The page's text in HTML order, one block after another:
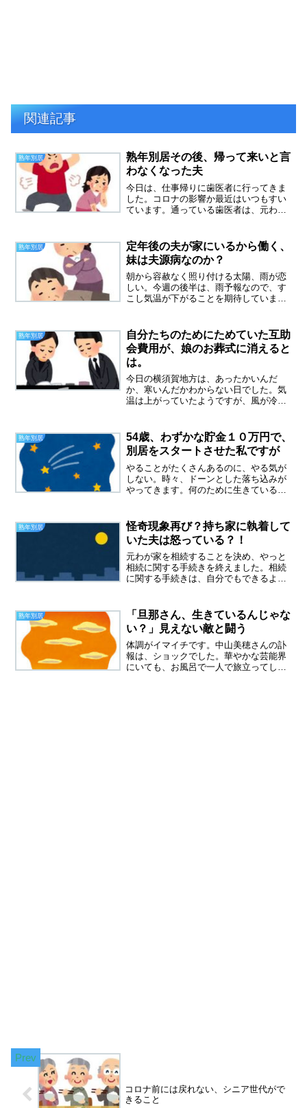
関連記事
熟年別居
熟年別居その後、帰って来いと言
わなくなった夫
今日は、仕事帰りに歯医者に行ってきま
した。コロナの影響か最近はいつもすい
ています。通っている歯医者は、元わが
ドキドキしなくなりました。熟年離婚そ
の後、帰って来いと言わな...
熟年別居
定年後の夫が家にいるから働く、
妹は夫源病なのか？
朝から容赦なく照り付ける太陽、雨が恋
しい。今週の後半は、雨予報なので、す
こし気温が下がることを期待していま
なくなったら？と想像してみる、熱中症
患者が続出して大変なことに...
熟年別居
自分たちのためにためていた互助
会費用が、娘のお葬式に消えると
は。
今日の横須賀地方は、あったかいんだ
か、寒いんだかわからない日でした。気
温は上がっていたようですが、風が冷た
たようで、でも皆さんなんだか心から楽
しめていない様子。コロナが...
熟年別居
54歳、わずかな貯金１０万円で、
別居をスタートさせた私ですが
やることがたくさんあるのに、やる気が
しない。時々、ドーンとした落ち込みが
やってきます。何のために生きているん
ート記憶もどんどん薄れていくけれど、
さっき数えてみたのですが...
熟年別居
怪奇現象再び？持ち家に執着して
いた夫は怒っている？！
元わが家を相続することを決め、やっと
相続に関する手続きを終えました。相続
に関する手続きは、自分でもできるよう
か、思えない昨日のこと、仕事中に隣の
奥さんから電話が入っていま...
熟年別居
「旦那さん、生きているんじゃな
い？」見えない敵と闘う
体調がイマイチです。中山美穂さんの訃
報は、ショックでした。華やかな芸能界
にいても、お風呂で一人で旅立ってしま
コロナ前には戻れない、シニア世代がで
きること